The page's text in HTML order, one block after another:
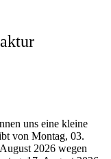
uns eine kleine
von Montag, 03.
2026 wegen